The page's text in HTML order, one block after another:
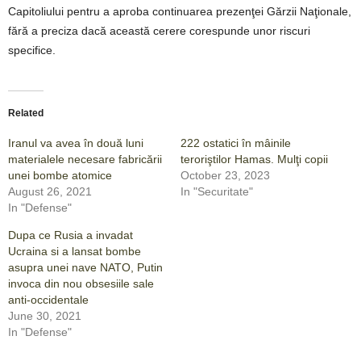
Capitoliului pentru a aproba continuarea prezenţei Gărzii Naţionale,
fără a preciza dacă această cerere corespunde unor riscuri
specifice.
Related
Iranul va avea în două luni
materialele necesare fabricării
unei bombe atomice
August 26, 2021
In "Defense"
222 ostatici în mâinile
teroriştilor Hamas. Mulţi copii
October 23, 2023
In "Securitate"
Dupa ce Rusia a invadat
Ucraina si a lansat bombe
asupra unei nave NATO, Putin
invoca din nou obsesiile sale
anti-occidentale
June 30, 2021
In "Defense"